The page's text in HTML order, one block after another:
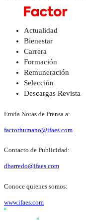
Actualidad
Bienestar
Carrera
Formación
Remuneración
Selección
Descargas Revista
Envía Notas de Prensa a:
factorhumano@ifaes.com
Contacto de Publicidad:
dbarredo@ifaes.com
Conoce quienes somos:
www.ifaes.com